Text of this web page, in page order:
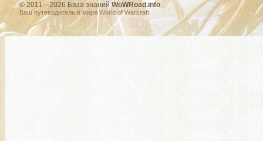
© 2011—2026 База знанийWoWRoad.info
Ваш путеводитель в мире World of Warcraft